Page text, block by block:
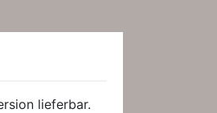
lieferbar.